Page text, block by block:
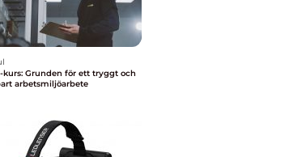
kurs: Grunden för ett tryggt och
arbetsmiljöarbete